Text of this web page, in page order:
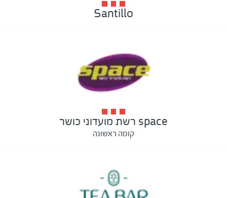
Santillo
space רשת מועדוני כושר
קומה ראשונה